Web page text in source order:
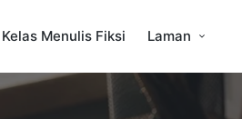
Kelas Menulis Fiksi Laman